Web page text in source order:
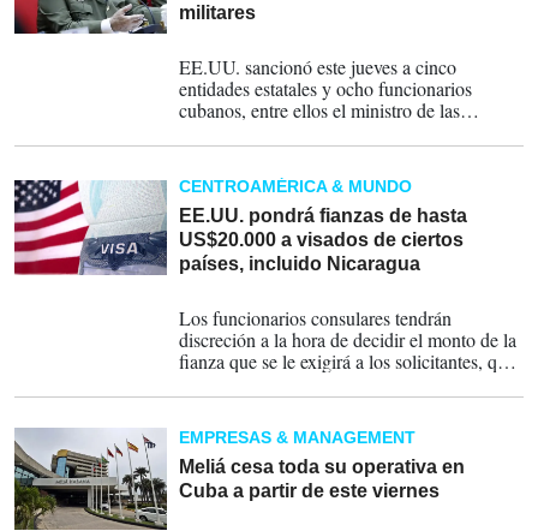
militares
EE.UU. sancionó este jueves a cinco
entidades estatales y ocho funcionarios
cubanos, entre ellos el ministro de las
que acusa de facilitar la cooperación militar
con adversarios de Washington y la
adquisición de armamento destinado al
Ejército de la isla.
CENTROAMÉRICA & MUNDO
EE.UU. pondrá fianzas de hasta
US$20.000 a visados de ciertos
países, incluido Nicaragua
Los funcionarios consulares tendrán
discreción a la hora de decidir el monto de la
fianza que se le exigirá a los solicitantes, que
US$20.000, según detalla el documento.
EMPRESAS & MANAGEMENT
Meliá cesa toda su operativa en
Cuba a partir de este viernes